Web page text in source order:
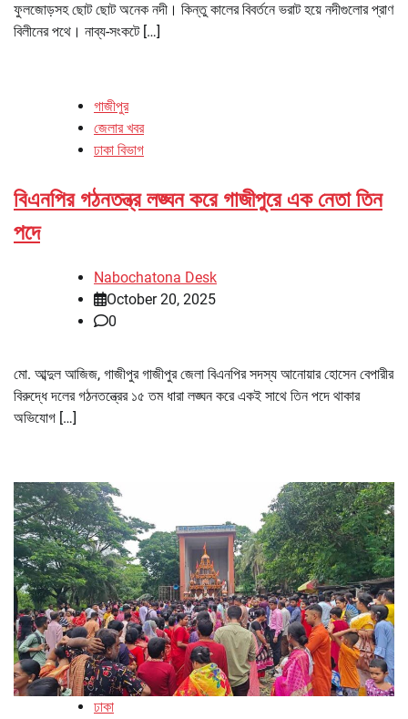
ফুলজোড়সহ ছোট ছোট অনেক নদী। কিন্তু কালের বিবর্তনে ভরাট হয়ে নদীগুলোর প্রাণ
বিলীনের পথে। নাব্য-সংকটে […]
গাজীপুর
জেলার খবর
ঢাকা বিভাগ
বিএনপির গঠনতন্ত্র লঙ্ঘন করে গাজীপুরে এক নেতা তিন
পদে
Nabochatona Desk
October 20, 2025
0
মো. আব্দুল আজিজ, গাজীপুর গাজীপুর জেলা বিএনপির সদস্য আনোয়ার হোসেন বেপারীর
বিরুদ্ধে দলের গঠনতন্ত্রের ১৫ তম ধারা লঙ্ঘন করে একই সাথে তিন পদে থাকার
অভিযোগ […]
ঢাকা